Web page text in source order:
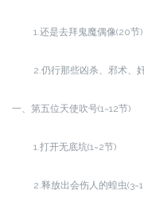
1.还是去拜鬼魔偶像(20节)
2.仍行那些凶杀、邪术、奸
一、第五位天使吹号(1~12节)
1.打开无底坑(1~2节)
2.释放出会伤人的蝗虫